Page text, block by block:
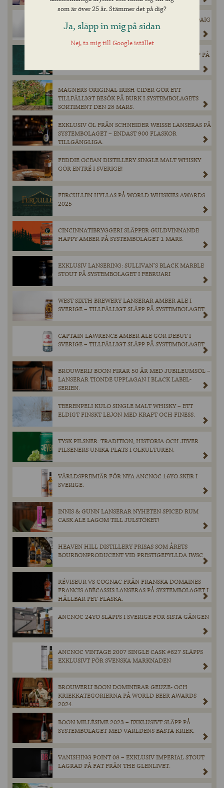
INNIS & GUNN’S SUCCÉSAMARBETE MED LAPHROAIG
ÄR TILLBAKA!
CHIMAY GRÖN ÅTERVÄNDER I BEGRÄNSAT SLÄPP PÅ
MAGNERS ORIGINAL IRISH CIDER GÖR ETT
TILLFÄLLIGT BESÖK PÅ BURK I SYSTEMBOLAGETS
SORTIMENT DEN 28 MARS.
EXKLUSIV ÖL FRÅN SCHNEIDER WEISSE LANSERAS PÅ
SYSTEMBOLAGET – ENDAST 900 FLASKOR
TILLGÄNGLIGA.
FEDDIE OCEAN DISTILLERY SINGLE MALT WHISKY
GÖR ENTRÉ I SVERIGE!
FERCULLEN HYLLAS PÅ WORLD WHISKIES AWARDS
2025
CINCINNATIBRYGGERI SLÄPPER GULDVINNANDE
HAPPY AMBER PÅ SYSTEMBOLAGET 1 MARS.
EXKLUSIV LANSERING: SULLIVAN’S BLACK MARBLE
STOUT PÅ SYSTEMBOLAGET I FEBRUARI
WEST SIXTH BREWERY LANSERAR AMBER ALE I
SVERIGE – TILLFÄLLIGT SLÄPP PÅ SYSTEMBOLAGET.
CAPTAIN LAWRENCE AMBER ALE GÖR DEBUT I
SVERIGE – TILLFÄLLIGT SLÄPP PÅ SYSTEMBOLAGET.
BROUWERIJ BOON FIRAR 50 ÅR MED JUBILEUMSÖL –
LANSERAR TIONDE UPPLAGAN I BLACK LABEL-
SERIEN.
TEERENPELI KULO SINGLE MALT WHISKY – ETT
ELDIGT FINSKT LEJON MED KRAFT OCH FINESS.
TYSK PILSNER: TRADITION, HISTORIA OCH JEVER
PILSENERS UNIKA PLATS I ÖLKULTUREN.
VÄRLDSPREMIÄR FÖR NYA ANCNOC 16YO SKER I
SVERIGE.
INNIS & GUNN LANSERAR NYHETEN SPICED RUM
CASK ALE LAGOM TILL JULSTÖKET!
HEAVEN HILL DISTILLERY PRISAS SOM ÅRETS
BOURBONPRODUCENT VID PRESTIGEFYLLDA IWSC
RÉVISEUR VS COGNAC FRÅN FRANSKA DOMAINES
FRANCIS ABÉCASSIS LANSERAS PÅ SYSTEMBOLAGET I
HÅLLBAR PET-FLASKA.
ANCNOC 24YO SLÄPPS I SVERIGE FÖR SISTA GÅNGEN
ANCNOC VINTAGE 2007 SINGLE CASK #627 SLÄPPS
EXKLUSIVT FÖR SVENSKA MARKNADEN
BROUWERIJ BOON DOMINERAR GEUZE- OCH
KRIEKKATEGORIERNA PÅ WORLD BEER AWARDS
2024.
BOON MILLÉSIME 2023 – EXKLUSIVT SLÄPP PÅ
SYSTEMBOLAGET MED VÄRLDENS BÄSTA KRIEK.
VANISHING POINT 08 – EXKLUSIV IMPERIAL STOUT
LAGRAD PÅ FAT FRÅN THE GLENLIVET.
som är över 25 år. Stämmer det på dig?
Ja, släpp in mig på sidan
Nej, ta mig till Google istället